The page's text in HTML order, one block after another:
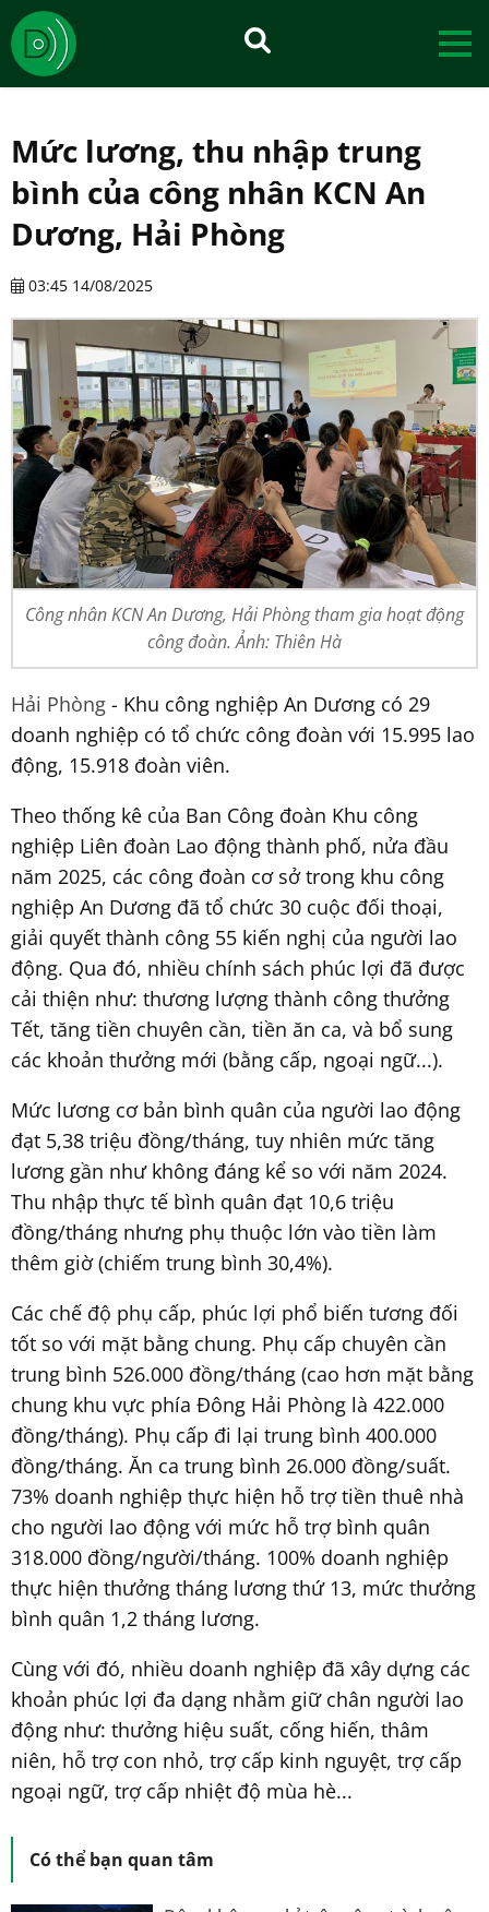
Mức lương, thu nhập trung
bình của công nhân KCN An
Dương, Hải Phòng
03:45 14/08/2025
Công nhân KCN An Dương, Hải Phòng tham gia hoạt động
công đoàn. Ảnh: Thiên Hà
Hải Phòng - Khu công nghiệp An Dương có 29
doanh nghiệp có tổ chức công đoàn với 15.995 lao
động, 15.918 đoàn viên.
Theo thống kê của Ban Công đoàn Khu công
nghiệp Liên đoàn Lao động thành phố, nửa đầu
năm 2025, các công đoàn cơ sở trong khu công
nghiệp An Dương đã tổ chức 30 cuộc đối thoại,
giải quyết thành công 55 kiến nghị của người lao
động. Qua đó, nhiều chính sách phúc lợi đã được
cải thiện như: thương lượng thành công thưởng
Tết, tăng tiền chuyên cần, tiền ăn ca, và bổ sung
các khoản thưởng mới (bằng cấp, ngoại ngữ...).
Mức lương cơ bản bình quân của người lao động
đạt 5,38 triệu đồng/tháng, tuy nhiên mức tăng
lương gần như không đáng kể so với năm 2024.
Thu nhập thực tế bình quân đạt 10,6 triệu
đồng/tháng nhưng phụ thuộc lớn vào tiền làm
thêm giờ (chiếm trung bình 30,4%).
Các chế độ phụ cấp, phúc lợi phổ biến tương đối
tốt so với mặt bằng chung. Phụ cấp chuyên cần
trung bình 526.000 đồng/tháng (cao hơn mặt bằng
chung khu vực phía Đông Hải Phòng là 422.000
đồng/tháng). Phụ cấp đi lại trung bình 400.000
đồng/tháng. Ăn ca trung bình 26.000 đồng/suất.
73% doanh nghiệp thực hiện hỗ trợ tiền thuê nhà
cho người lao động với mức hỗ trợ bình quân
318.000 đồng/người/tháng. 100% doanh nghiệp
thực hiện thưởng tháng lương thứ 13, mức thưởng
bình quân 1,2 tháng lương.
Cùng với đó, nhiều doanh nghiệp đã xây dựng các
khoản phúc lợi đa dạng nhằm giữ chân người lao
động như: thưởng hiệu suất, cống hiến, thâm
niên, hỗ trợ con nhỏ, trợ cấp kinh nguyệt, trợ cấp
ngoại ngữ, trợ cấp nhiệt độ mùa hè...
Có thể bạn quan tâm